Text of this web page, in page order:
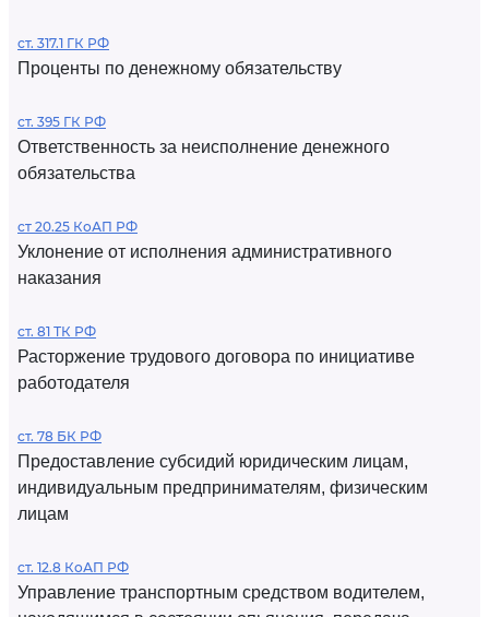
ст. 317.1 ГК РФ
Проценты по денежному обязательству
ст. 395 ГК РФ
Ответственность за неисполнение денежного
обязательства
ст 20.25 КоАП РФ
Уклонение от исполнения административного
наказания
ст. 81 ТК РФ
Расторжение трудового договора по инициативе
работодателя
ст. 78 БК РФ
Предоставление субсидий юридическим лицам,
индивидуальным предпринимателям, физическим
лицам
ст. 12.8 КоАП РФ
Управление транспортным средством водителем,